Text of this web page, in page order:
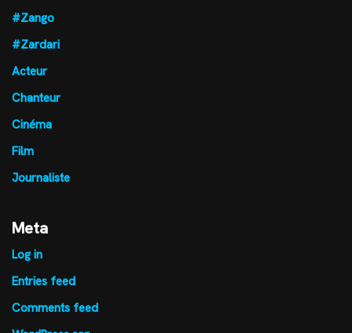
#Zango
#Zardari
Acteur
Chanteur
Cinéma
Film
Journaliste
Meta
Log in
Entries feed
Comments feed